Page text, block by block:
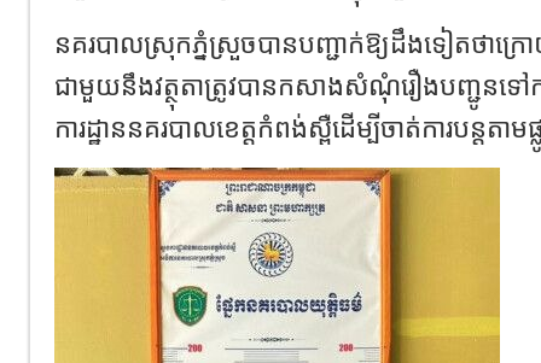
នគរបាលស្រុកភ្នំស្រួចបានបញ្ជាក់ឱ្យដឹងទៀតថាក្
ជាមួយនឹងវត្ថុតាត្រូវបានកសាងសំណុំរឿងបញ្ជូនទ
ការដ្ឋាននគរបាលខេត្តកំពង់ស្ពឺដើម្បីចាត់ការបន្តតាម